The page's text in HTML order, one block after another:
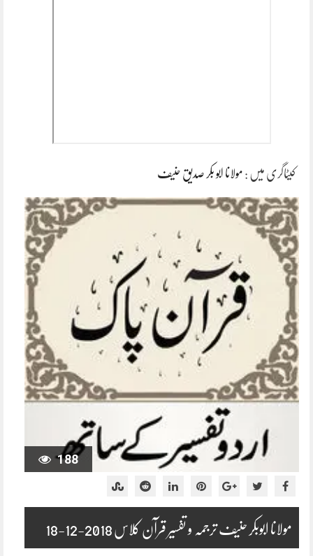
کیٹاگری میں : مولانا ابو بکر صدیق حنیف
188
مولانا ابوبکر حنیف ترجمہ و تفسیر قرآن کلاس 2018-12-18